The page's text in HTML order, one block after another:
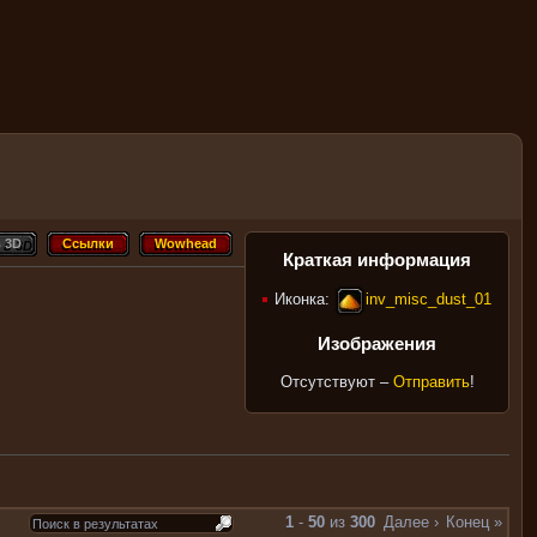
Краткая информация
Иконка: inv_misc_dust_01
Изображения
Отсутствуют – Отправить!
Wowhead
Wowhead
Ссылки
Ссылки
3D
3D
1 - 50 из 300 Далее › Конец »